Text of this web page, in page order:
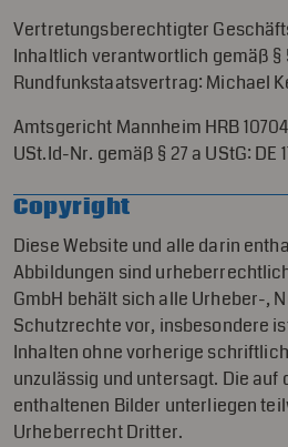
Vertretungsberechtigter
Inhaltlich verantwortlich gemäß §
Rundfunkstaatsvertrag: Michael
Amtsgericht Mannheim HRB
USt.Id-Nr. gemäß § 27 a UStG: DE
Copyright
Diese Website und alle darin
Abbildungen sind
GmbH behält sich alle Urheber-,
Schutzrechte vor, insbesondere
Inhalten ohne vorherige
unzulässig und untersagt. Die auf
enthaltenen Bilder unterliegen
Urheberrecht Dritter.